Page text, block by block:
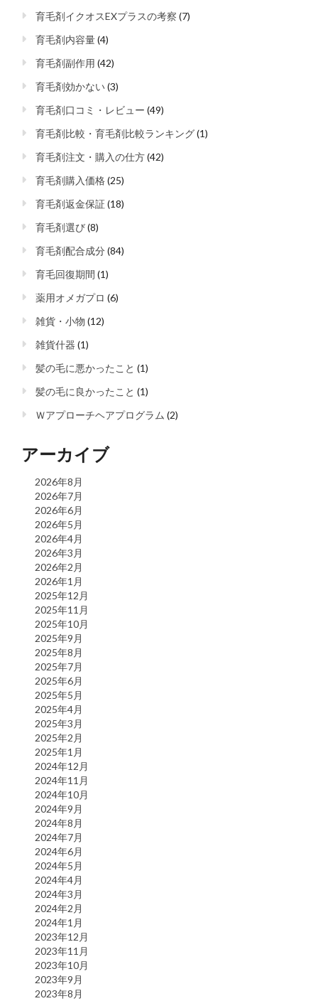
育毛剤イクオスEXプラスの考察 (7)
育毛剤内容量(4)
育毛剤副作用 (42)
育毛剤効かない(3)
育毛剤口コミ・レビュー (49)
育毛剤比較・育毛剤比較ランキング(1)
育毛剤注文・購入の仕方(42)
育毛剤購入価格(25)
育毛剤返金保証(18)
育毛剤選び(8)
育毛剤配合成分(84)
育毛回復期間 (1)
薬用オメガプロ (6)
雑貨・小物 (12)
雑貨什器 (1)
髪の毛に悪かったこと (1)
髪の毛に良かったこと (1)
Ｗアプローチヘアプログラム (2)
アーカイブ
2026年8月
2026年7月
2026年6月
2026年5月
2026年4月
2026年3月
2026年2月
2026年1月
2025年12月
2025年11月
2025年10月
2025年9月
2025年8月
2025年7月
2025年6月
2025年5月
2025年4月
2025年3月
2025年2月
2025年1月
2024年12月
2024年11月
2024年10月
2024年9月
2024年8月
2024年7月
2024年6月
2024年5月
2024年4月
2024年3月
2024年2月
2024年1月
2023年12月
2023年11月
2023年10月
2023年9月
2023年8月